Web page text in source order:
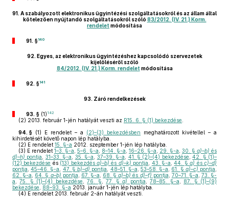
91. A szabályozott elektronikus ügyintézési szolgáltatásokról és az állam által
kötelezően nyújtandó szolgáltatásokról szóló 83/2012. (IV. 21.) Korm.
rendelet módosítása
91. §140
92. Egyes, az elektronikus ügyintézéshez kapcsolódó szervezetek
kijelöléséről szóló
84/2012. (IV. 21.) Korm. rendelet módosítása
92. §141
93. Záró rendelkezések
93. §(1) 142
(2) 2013. február 1-jén hatályát veszti az R15. 6. § (1) bekezdése
94. § (1) E rendelet – a (2)–(3) bekezdésben meghatározott kivétellel – a
kihirdetését követő napon lép hatályba.
(2) E rendelet 15. §-a 2012. szeptember 1-jén lép hatályba.
(3) E rendelet 1–3. §-a 5–6. §-a 8–14. §-a 16–26. §-a 29. §-a 30. § a)–b) és
d)–h) pontja 31–33. §-a 35. §-a 37–39. §-a 41. § (2)–(4) bekezdése ,42. § (1)–
(12) bekezdése és (13) bekezdésa)–b) és d)–k) pontja 43. §-a ,44. §a) ésc)–d)
pontja ,45–46. §-a 47. §b)–d) pontja 48–51. §-a 53–58. §-a 61. § a)–c) pontja
62. §-a
64. § a–b) pontja 67. §-a 68. §a)–b) és d)–f) pontja 70–71. §-a 73. §-
a ,75. § (1)–(4) bekezdése ,76. § ,77. §a) pontja ,78–85. §-a
87. § (1)–(9)
bekezdése
88–93. §-a 2013. január 1-jén lép hatályba.
(4) E rendelet 2013. február 2-án hatályát veszti.